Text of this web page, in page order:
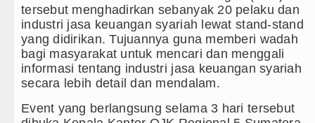
Polsek Kotarih Ringkus Pelaku Curanmor di Tebing
Laga Persahabatan di Anfield Minggu 9 Agustus
3 Tersangka Pungli di Jalan Masuk
Absen di Grand Slam Tenis US Open 2026 untuk
tersebut menghadirkan sebanyak 20 pelaku dan
industri jasa keuangan syariah lewat stand-stand
yang didirikan. Tujuannya guna memberi wadah
bagi masyarakat untuk mencari dan menggali
informasi tentang industri jasa keuangan syariah
secara lebih detail dan mendalam.
Event yang berlangsung selama 3 hari tersebut